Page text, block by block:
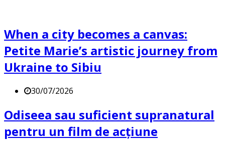
When a city becomes a canvas:
Petite Marie’s artistic journey from
Ukraine to Sibiu
30/07/2026
Odiseea sau suficient supranatural
pentru un film de acțiune